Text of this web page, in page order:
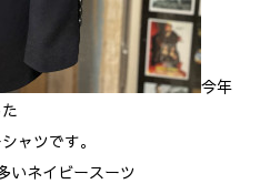
今年
ャツです。
いネイビースーツ